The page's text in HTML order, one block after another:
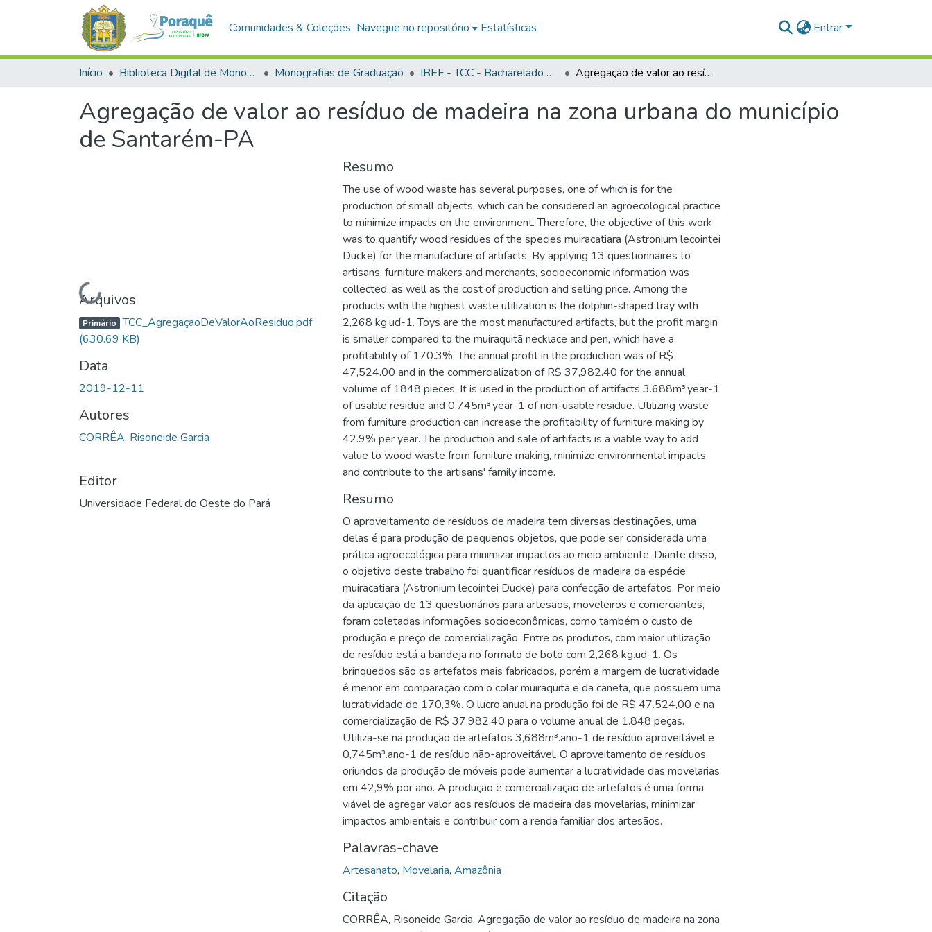
Comunidades & Coleções Navegue no repositório Estatísticas Entrar
Início Biblioteca Digital de Monografias (BDM) Monografias de Graduação IBEF - TCC - Bacharelado em Engenharia Florestal Agregação de valor ao resíduo de madeira na zona urbana do município de Santarém-PA
Agregação de valor ao resíduo de madeira na zona urbana do município
de Santarém-PA
Carregando...
Arquivos
Primário TCC_AgregaçaoDeValorAoResiduo.pdf
(630.69 KB)
Data
2019-12-11
Autores
CORRÊA, Risoneide Garcia
Editor
Universidade Federal do Oeste do Pará
Resumo
The use of wood waste has several purposes, one of which is for the
production of small objects, which can be considered an agroecological practice
to minimize impacts on the environment. Therefore, the objective of this work
was to quantify wood residues of the species muiracatiara (Astronium lecointei
Ducke) for the manufacture of artifacts. By applying 13 questionnaires to
artisans, furniture makers and merchants, socioeconomic information was
collected, as well as the cost of production and selling price. Among the
products with the highest waste utilization is the dolphin-shaped tray with
2,268 kg.ud-1. Toys are the most manufactured artifacts, but the profit margin
is smaller compared to the muiraquitã necklace and pen, which have a
profitability of 170.3%. The annual profit in the production was of R$
47,524.00 and in the commercialization of R$ 37,982.40 for the annual
volume of 1848 pieces. It is used in the production of artifacts 3.688m³.year-1
of usable residue and 0.745m³.year-1 of non-usable residue. Utilizing waste
from furniture production can increase the profitability of furniture making by
42.9% per year. The production and sale of artifacts is a viable way to add
value to wood waste from furniture making, minimize environmental impacts
and contribute to the artisans' family income.
Resumo
O aproveitamento de resíduos de madeira tem diversas destinações, uma
delas é para produção de pequenos objetos, que pode ser considerada uma
prática agroecológica para minimizar impactos ao meio ambiente. Diante disso,
o objetivo deste trabalho foi quantificar resíduos de madeira da espécie
muiracatiara (Astronium lecointei Ducke) para confecção de artefatos. Por meio
da aplicação de 13 questionários para artesãos, moveleiros e comerciantes,
foram coletadas informações socioeconômicas, como também o custo de
produção e preço de comercialização. Entre os produtos, com maior utilização
de resíduo está a bandeja no formato de boto com 2,268 kg.ud-1. Os
brinquedos são os artefatos mais fabricados, porém a margem de lucratividade
é menor em comparação com o colar muiraquitã e da caneta, que possuem uma
lucratividade de 170,3%. O lucro anual na produção foi de R$ 47.524,00 e na
comercialização de R$ 37.982,40 para o volume anual de 1.848 peças.
Utiliza-se na produção de artefatos 3,688m³.ano-1 de resíduo aproveitável e
0,745m³.ano-1 de resíduo não-aproveitável. O aproveitamento de resíduos
oriundos da produção de móveis pode aumentar a lucratividade das movelarias
em 42,9% por ano. A produção e comercialização de artefatos é uma forma
viável de agregar valor aos resíduos de madeira das movelarias, minimizar
impactos ambientais e contribuir com a renda familiar dos artesãos.
Palavras-chave
Artesanato, Movelaria, Amazônia
Citação
CORRÊA, Risoneide Garcia. Agregação de valor ao resíduo de madeira na zona